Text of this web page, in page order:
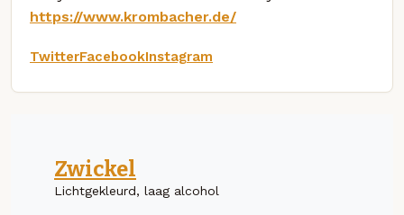
https://www.krombacher.de/
TwitterFacebookInstagram
Zwickel
Lichtgekleurd, laag alcohol